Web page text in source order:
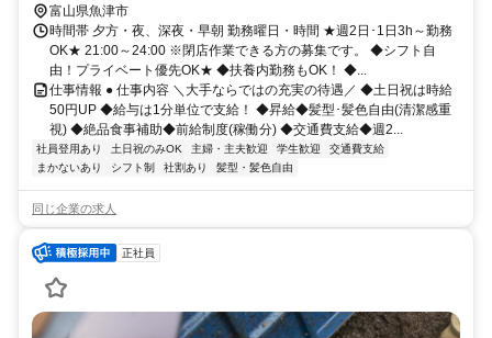
富山県魚津市
時間帯 夕方・夜、深夜・早朝 勤務曜日・時間 ★週2日･1日3h～勤務
OK★ 21:00～24:00 ※閉店作業できる方の募集です。 ◆シフト自
由！プライベート優先OK★ ◆扶養内勤務もOK！ ◆...
仕事情報 ● 仕事内容 ＼大手ならではの充実の待遇／ ◆土日祝は時給
50円UP ◆給与は1分単位で支給！ ◆昇給◆髪型･髪色自由(清潔感重
視) ◆絶品食事補助◆前給制度(稼働分) ◆交通費支給◆週2...
社員登用あり 土日祝のみOK 主婦・主夫歓迎 学生歓迎
交通費支給
まかないあり
シフト制 社割あり 髪型・髪色自由
同じ企業の求人
正社員